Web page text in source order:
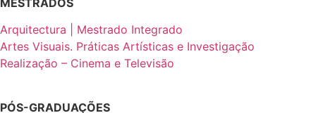
Arquitectura | Mestrado Integrado
Artes Visuais. Práticas Artísticas e Investigação
Realização – Cinema e Televisão
PÓS-GRADUAÇÕES